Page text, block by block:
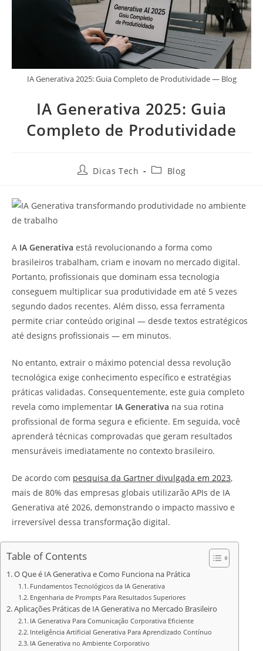
IA Generativa 2025: Guia Completo de Produtividade — Blog
IA Generativa 2025: Guia
Completo de Produtividade
Dicas Tech Blog
A IA Generativa está revolucionando a forma como
brasileiros trabalham, criam e inovam no mercado digital.
Portanto, profissionais que dominam essa tecnologia
conseguem multiplicar sua produtividade em até 5 vezes
segundo dados recentes. Além disso, essa ferramenta
permite criar conteúdo original — desde textos estratégicos
até designs profissionais — em minutos.
No entanto, extrair o máximo potencial dessa revolução
tecnológica exige conhecimento específico e estratégias
práticas validadas. Consequentemente, este guia completo
revela como implementar IA Generativa na sua rotina
profissional de forma segura e eficiente. Em seguida, você
aprenderá técnicas comprovadas que geram resultados
mensuráveis imediatamente no contexto brasileiro.
De acordo com pesquisa da Gartner divulgada em 2023,
mais de 80% das empresas globais utilizarão APIs de IA
Generativa até 2026, demonstrando o impacto massivo e
irreversível dessa transformação digital.
Table of Contents
O Que é IA Generativa e Como Funciona na Prática
Fundamentos Tecnológicos da IA Generativa
Engenharia de Prompts Para Resultados Superiores
Aplicações Práticas de IA Generativa no Mercado Brasileiro
IA Generativa Para Comunicação Corporativa Eficiente
Inteligência Artificial Generativa Para Aprendizado Contínuo
IA Generativa no Ambiente Corporativo